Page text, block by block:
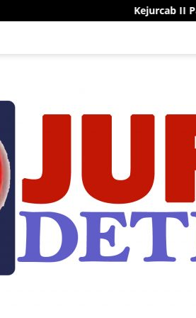
Kejurcab II Pagar Nusa